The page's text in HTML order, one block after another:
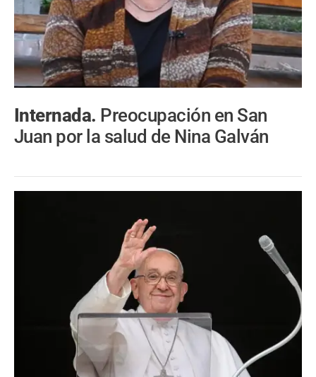
Internada. Preocupación en San
Juan por la salud de Nina Galván